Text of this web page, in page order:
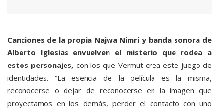
Canciones de la propia Najwa Nimri y banda sonora de
Alberto Iglesias envuelven el misterio que rodea a
estos personajes, con los que Vermut crea este juego de
identidades. “La esencia de la película es la misma,
reconocerse o dejar de reconocerse en la imagen que
proyectamos en los demás, perder el contacto con uno